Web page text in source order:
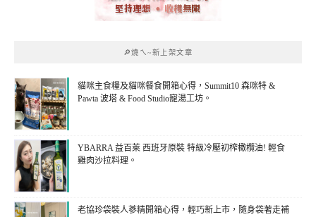
🔎燒ㄟ~新上架文章
貓咪主食糧及貓咪餐食開箱心得，Summit10 森咪特 &
Pawta 波塔 & Food Studio寵湯工坊。
YBARRA 益百萊 西班牙原裝 特級冷壓初榨橄欖油! 輕食
雞肉沙拉料理。
老協珍袋裝人蔘精開箱心得，輕巧新上市，隨身袋著走補